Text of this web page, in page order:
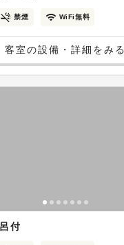
禁煙 WiFi無料
客室の設備・詳細をみる
付